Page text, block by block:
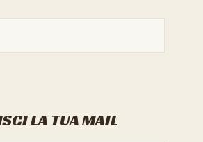
LA TUA MAIL